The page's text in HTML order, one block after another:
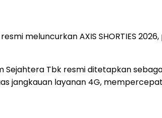
meluncurkan AXIS SHORTIES